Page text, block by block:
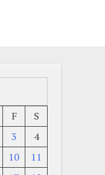
F
S
3
4
10
11